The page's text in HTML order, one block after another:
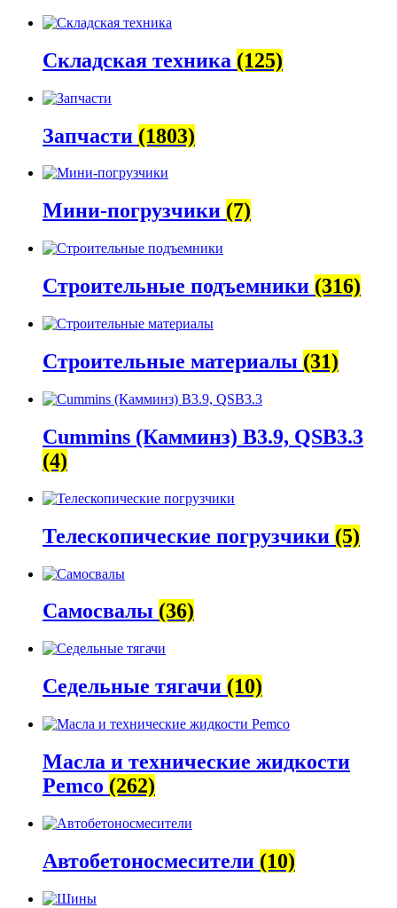
Складская техника (125)
Запчасти (1803)
Мини-погрузчики (7)
Строительные подъемники (316)
Строительные материалы (31)
Cummins (Камминз) B3.9, QSB3.3
(4)
Телескопические погрузчики (5)
Самосвалы (36)
Седельные тягачи (10)
Масла и технические жидкости
Pemco (262)
Автобетоно­смесители (10)